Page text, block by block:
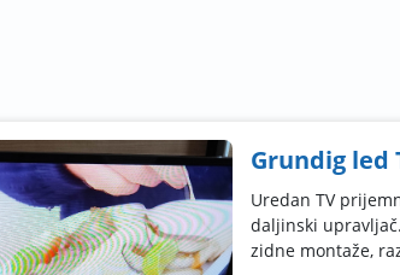
Grundig led
Uredan TV
daljinski
zidne montaže,